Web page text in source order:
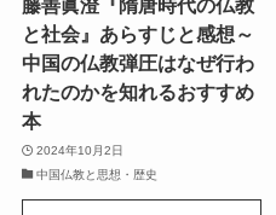
親鸞とドストエフスキー
連載「『カラマーゾフの
連載「『レ・ミゼラブル
藤善眞澄『隋唐時代の仏教
と社会』あらすじと感想～
中国の仏教弾圧はなぜ行わ
れたのかを知れるおすすめ
本
2024年10月2日
中国仏教と思想・歴史